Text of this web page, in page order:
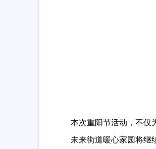
本次重阳节活动，不仅
未来街道暖心家园将继